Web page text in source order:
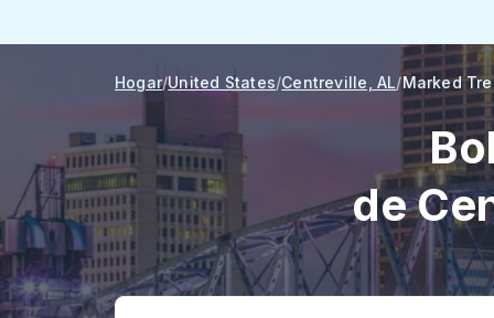
Hogar United States Centreville, AL Marked
de